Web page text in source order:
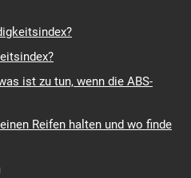
ist zu tun, wenn die ABS-
Reifen halten und wo finde